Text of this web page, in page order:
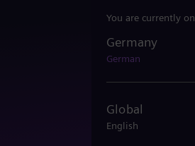
You are currently on
Germany
German
Global
English